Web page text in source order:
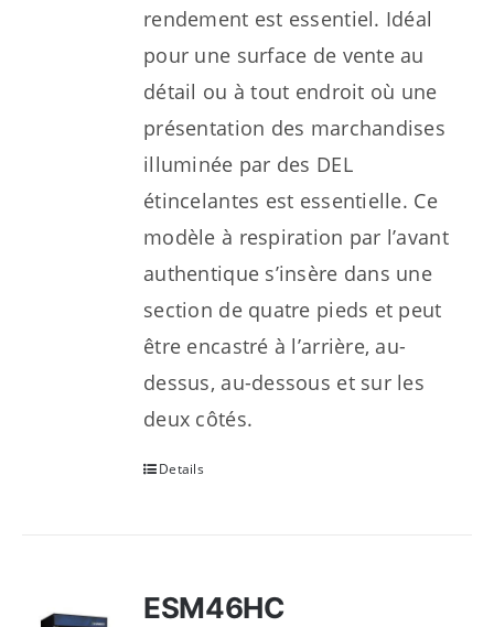
rendement est essentiel. Idéal
pour une surface de vente au
détail ou à tout endroit où une
présentation des marchandises
illuminée par des DEL
étincelantes est essentielle. Ce
modèle à respiration par l’avant
authentique s’insère dans une
section de quatre pieds et peut
être encastré à l’arrière, au-
dessus, au-dessous et sur les
deux côtés.
Details
ESM46HC